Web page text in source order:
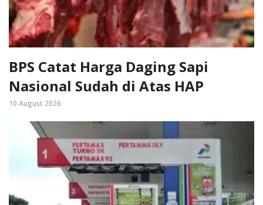
BPS Catat Harga Daging Sapi
Nasional Sudah di Atas HAP
10 August 2026